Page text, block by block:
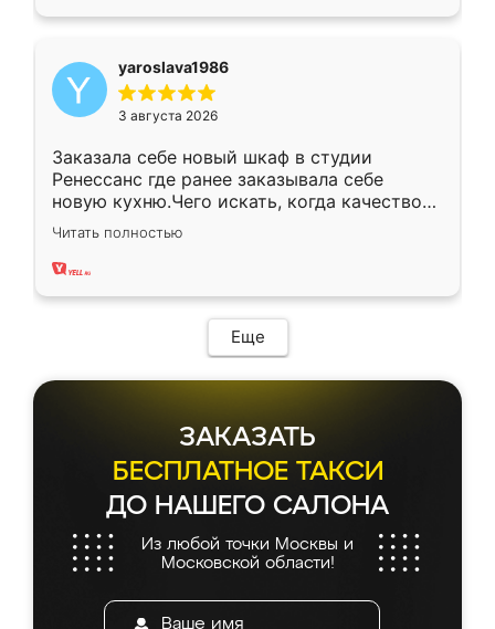
yaroslava1986
3 августа 2026
Заказала себе новый шкаф в студии
Ренессанс где ранее заказывала себе
новую кухню.Чего искать, когда качеством
вполне довольна. Служит кухня уже почти
два года, нареканий нет.
Читать полностью
Еще
ЗАКАЗАТЬ
БЕСПЛАТНОЕ ТАКСИ
ДО НАШЕГО САЛОНА
Из любой точки Москвы и
Московской области!